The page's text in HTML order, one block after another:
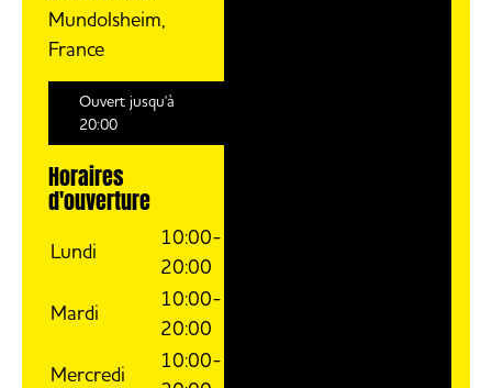
Mundolsheim,
France
Ouvert jusqu'à
20:00
Horaires
d'ouverture
Lundi
10:00-
20:00
Mardi
10:00-
20:00
Mercredi
10:00-